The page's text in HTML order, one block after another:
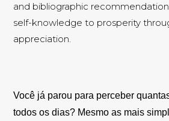
and bibliographic
self-knowledge to prosperity
appreciation.
Você já parou para perceber
todos os dias? Mesmo as mais